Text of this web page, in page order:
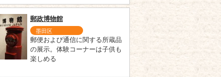
郵政博物館
墨田区
郵便および通信に関する所蔵品
の展示。体験コーナーは子供も
楽しめる